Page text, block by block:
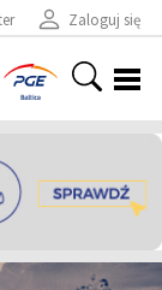
Zaloguj się